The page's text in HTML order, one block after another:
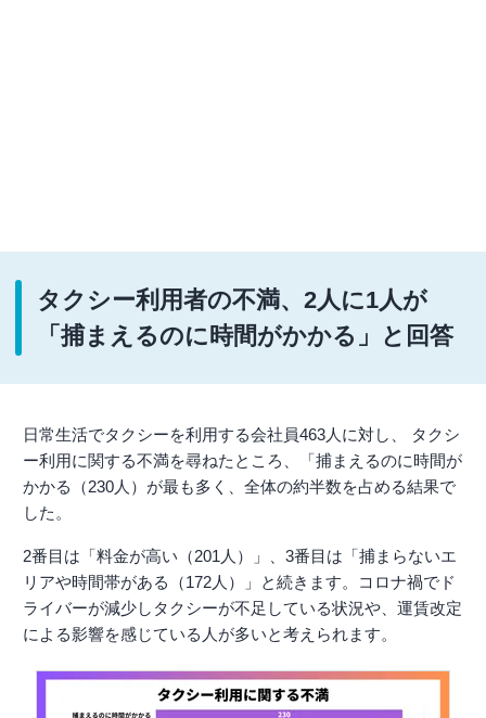
タクシー利用者の不満、2人に1人が
「捕まえるのに時間がかかる」と回答
日常生活でタクシーを利用する会社員463人に対し、 タクシ
ー利用に関する不満を尋ねたところ、「捕まえるのに時間が
かかる（230人）が最も多く、全体の約半数を占める結果で
した。
2番目は「料金が高い（201人）」、3番目は「捕まらないエ
リアや時間帯がある（172人）」と続きます。コロナ禍でド
ライバーが減少しタクシーが不足している状況や、運賃改定
による影響を感じている人が多いと考えられます。